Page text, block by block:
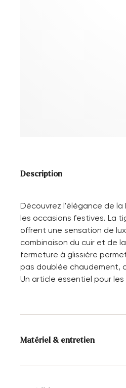
Description
Découvrez l'élégance de la
les occasions festives. La
offrent une sensation de
combinaison du cuir et de
fermeture à glissière
pas doublée chaudement,
Un article essentiel pour
Matériel & entretien
Taille de production: